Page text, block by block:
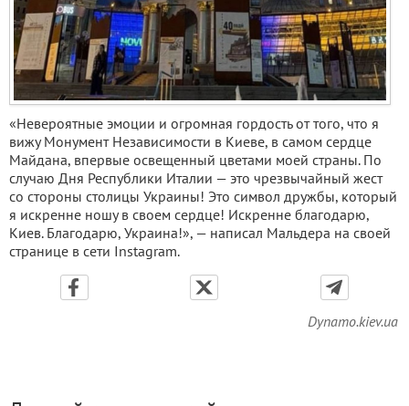
«Невероятные эмоции и огромная гордость от того, что я
вижу Монумент Независимости в Киеве, в самом сердце
Майдана, впервые освещенный цветами моей страны. По
случаю Дня Республики Италии — это чрезвычайный жест
со стороны столицы Украины! Это символ дружбы, который
я искренне ношу в своем сердце! Искренне благодарю,
Киев. Благодарю, Украина!», — написал Мальдера на своей
странице в сети Instagram.
Dynamo.kiev.ua